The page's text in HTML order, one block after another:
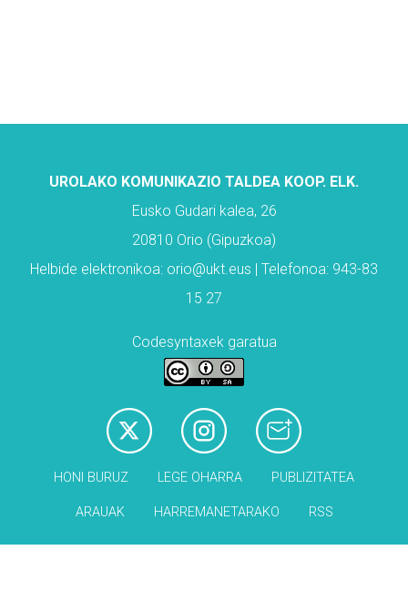
UROLAKO KOMUNIKAZIO TALDEA KOOP. ELK.
Eusko Gudari kalea, 26
20810 Orio (Gipuzkoa)
Helbide elektronikoa: orio@ukt.eus | Telefonoa: 943-83
15 27
Codesyntaxek garatua
HONI BURUZ LEGE OHARRA PUBLIZITATEA
ARAUAK HARREMANETARAKO RSS